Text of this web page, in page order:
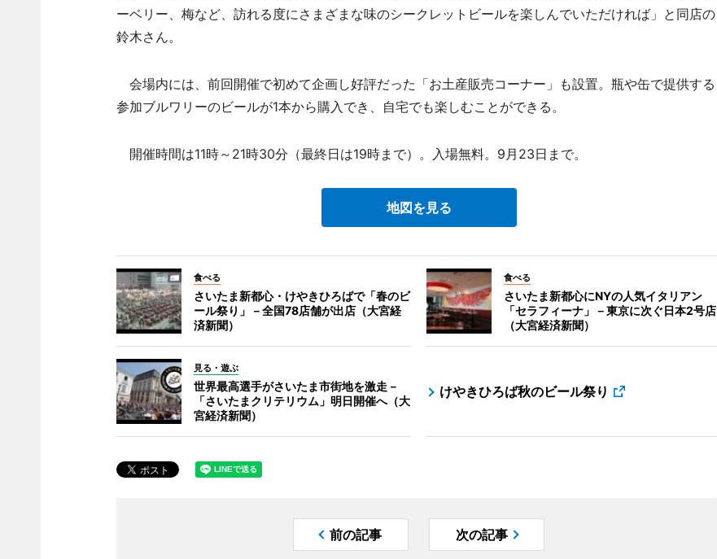
ーベリー、梅など、訪れる度にさまざまな味のシークレットビールを楽しんでいただければ」と同店の
鈴木さん。
会場内には、前回開催で初めて企画し好評だった「お土産販売コーナー」も設置。瓶や缶で提供する
参加ブルワリーのビールが1本から購入でき、自宅でも楽しむことができる。
開催時間は11時～21時30分（最終日は19時まで）。入場無料。9月23日まで。
地図を見る
食べる
さいたま新都心・けやきひろばで「春のビ
ール祭り」－全国78店舗が出店（大宮経
済新聞）
食べる
さいたま新都心にNYの人気イタリアン
「セラフィーナ」－東京に次ぐ日本2号店
（大宮経済新聞）
見る・遊ぶ
世界最高選手がさいたま市街地を激走－
「さいたまクリテリウム」明日開催へ（大
宮経済新聞）
けやきひろば秋のビール祭り
前の記事 次の記事